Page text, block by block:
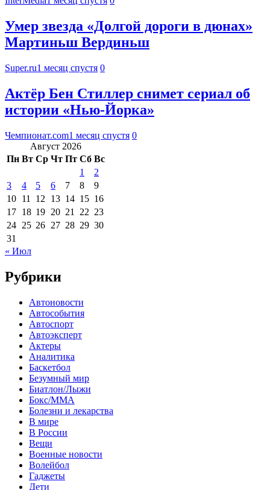
Умер звезда «Долгой дороги в дюнах»
Мартиньш Вердиньш
Super.ru1 месяц спустя 0
Актёр Бен Стиллер снимет сериал об
истории «Нью-Йорка»
Чемпионат.com1 месяц спустя 0
Август 2026
Пн Вт Ср Чт Пт Сб Вс
1
2
3
4 5 6 7 8
9
10 11 12 13 14 15 16
17 18 19 20 21 22 23
24 25 26 27 28 29 30
31
« Июл
Рубрики
Автоновости
Автособытия
Автоспорт
Автоэксперт
Актеры
Аналитика
Баскетбол
Безумный мир
Биатлон/Лыжи
Бокс/MMA
Болезни и лекарства
В мире
В России
Вещи
Военные новости
Волейбол
Гаджеты
Дети